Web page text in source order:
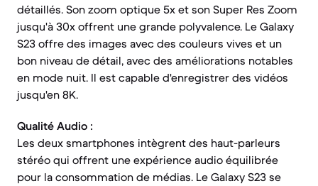
détaillés. Son zoom optique 5x et son Super Res Zoom
jusqu'à 30x offrent une grande polyvalence. Le Galaxy
S23 offre des images avec des couleurs vives et un
bon niveau de détail, avec des améliorations notables
en mode nuit. Il est capable d'enregistrer des vidéos
jusqu'en 8K.
Qualité Audio :
Les deux smartphones intègrent des haut-parleurs
stéréo qui offrent une expérience audio équilibrée
pour la consommation de médias. Le Galaxy S23 se